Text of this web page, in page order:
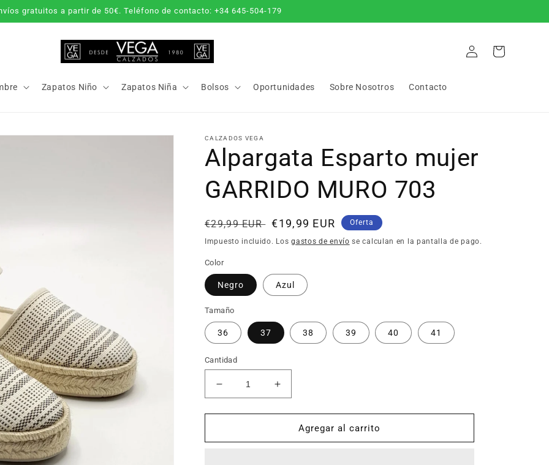
gratuitos a partir de 50€. Teléfono de contacto: +34 645-504-179
Zapatos Niño Zapatos Niña Bolsos Oportunidades Sobre Nosotros Contacto
sesión
Carrito
CALZADOS VEGA
Alpargata Esparto mujer
GARRIDO MURO 703
Precio
habitual
€29,99 EUR Precio
de
€19,99 EUR Oferta
Impuesto incluido. Losgastos de envío se calculan en la pantalla de pago.
Color
Negro Azul
Tamaño
36 37 38 39 40 41
Cantidad
Reducir
cantidad
para
Esparto
Aumentar
cantidad
para
Alpargata
Esparto
Agregar al carrito